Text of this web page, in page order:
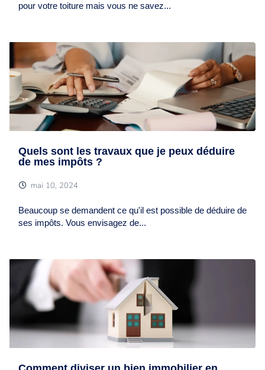
pour votre toiture mais vous ne savez...
Quels sont les travaux que je peux déduire
de mes impôts ?
mai 10, 2024
Beaucoup se demandent ce qu'il est possible de déduire de
ses impôts. Vous envisagez de...